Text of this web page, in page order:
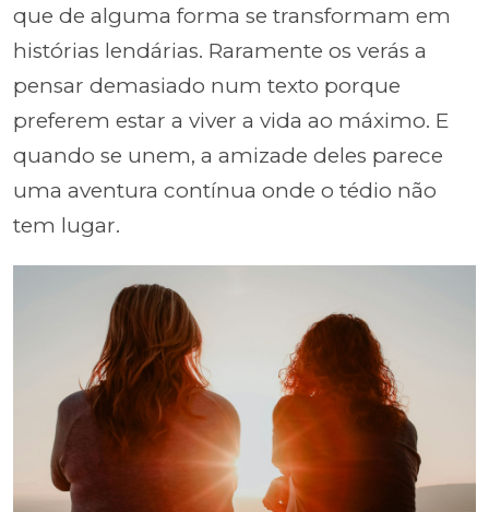
que de alguma forma se transformam em
histórias lendárias. Raramente os verás a
pensar demasiado num texto porque
preferem estar a viver a vida ao máximo. E
quando se unem, a amizade deles parece
uma aventura contínua onde o tédio não
tem lugar.